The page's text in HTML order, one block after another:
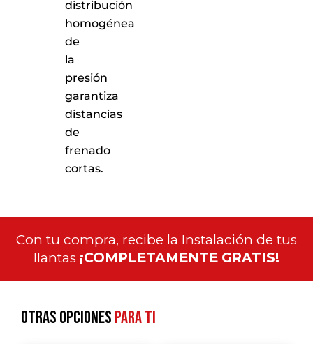
distribución
homogénea
de
la
presión
garantiza
distancias
de
frenado
cortas.
Con tu compra, recibe la Instalación de tus
llantas ¡COMPLETAMENTE GRATIS!
Otras opcionespara ti